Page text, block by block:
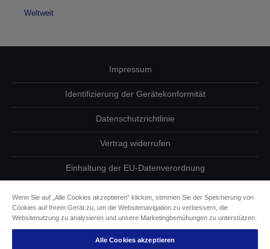
Weltweit
Impressum
Identifizierung der Gerätekonformität
Datenschutzrichtlinie
Vertrag widerrufen
Einhaltung der EU-Datenverordnung
Informationen zu Cookies
Epson Engagement für Barrierefreiheit
Wenn Sie auf „Alle Cookies akzeptieren“ klicken, stimmen Sie der Speicherung von
Cookies auf Ihrem Gerät zu, um die Websitenavigation zu verbessern, die
Websitenutzung zu analysieren und unsere Marketingbemühungen zu unterstützen.
Alle Cookies akzeptieren